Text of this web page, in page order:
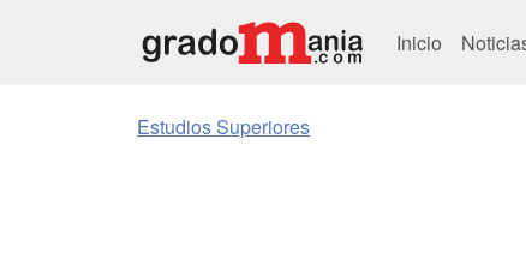
Inicio
Estudios Superiores